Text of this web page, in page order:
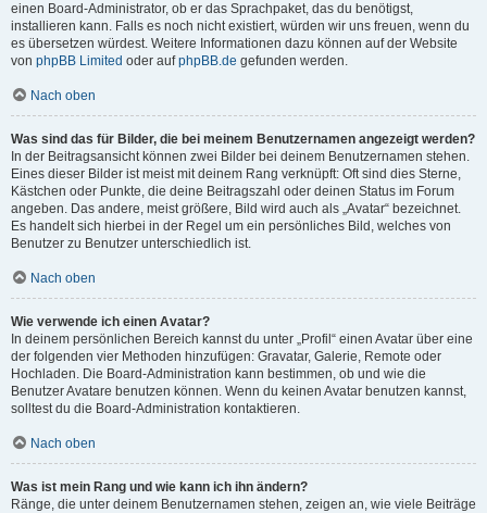
einen Board-Administrator, ob er das Sprachpaket, das du benötigst,
installieren kann. Falls es noch nicht existiert, würden wir uns freuen, wenn du
es übersetzen würdest. Weitere Informationen dazu können auf der Website
von phpBB Limited oder aufphpBB.de gefunden werden.
Nach oben
Was sind das für Bilder, die bei meinem Benutzernamen angezeigt werden?
In der Beitragsansicht können zwei Bilder bei deinem Benutzernamen stehen.
Eines dieser Bilder ist meist mit deinem Rang verknüpft: Oft sind dies Sterne,
Kästchen oder Punkte, die deine Beitragszahl oder deinen Status im Forum
angeben. Das andere, meist größere, Bild wird auch als „Avatar“ bezeichnet.
Es handelt sich hierbei in der Regel um ein persönliches Bild, welches von
Benutzer zu Benutzer unterschiedlich ist.
Nach oben
Wie verwende ich einen Avatar?
In deinem persönlichen Bereich kannst du unter „Profil“ einen Avatar über eine
der folgenden vier Methoden hinzufügen: Gravatar, Galerie, Remote oder
Hochladen. Die Board-Administration kann bestimmen, ob und wie die
Benutzer Avatare benutzen können. Wenn du keinen Avatar benutzen kannst,
solltest du die Board-Administration kontaktieren.
Nach oben
Was ist mein Rang und wie kann ich ihn ändern?
Ränge, die unter deinem Benutzernamen stehen, zeigen an, wie viele Beiträge